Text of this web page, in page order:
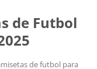
de Futbol
de futbol para